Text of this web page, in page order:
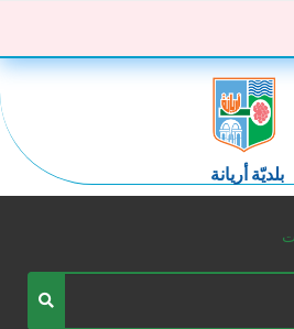
بلديّة أريانة